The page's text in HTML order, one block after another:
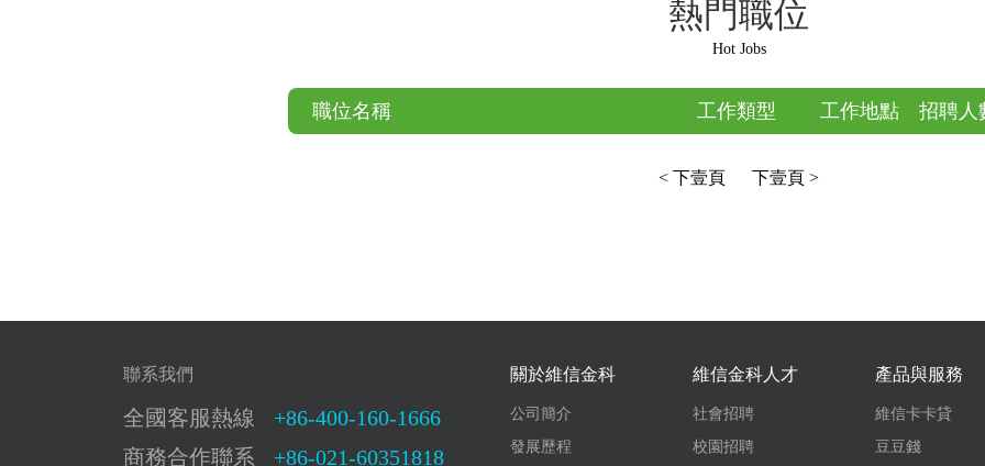
熱門職位
Hot Jobs
職位名稱 工作類型 工作地點 招聘人
< 下壹頁 下壹頁 >
聯系我們
全國客服熱線
+86-400-160-1666
商務合作聯系
+86-021-60351818
關於維信金科
公司簡介
發展歷程
維信金科人才
社會招聘
校園招聘
產品與服務
維信卡卡貸
豆豆錢